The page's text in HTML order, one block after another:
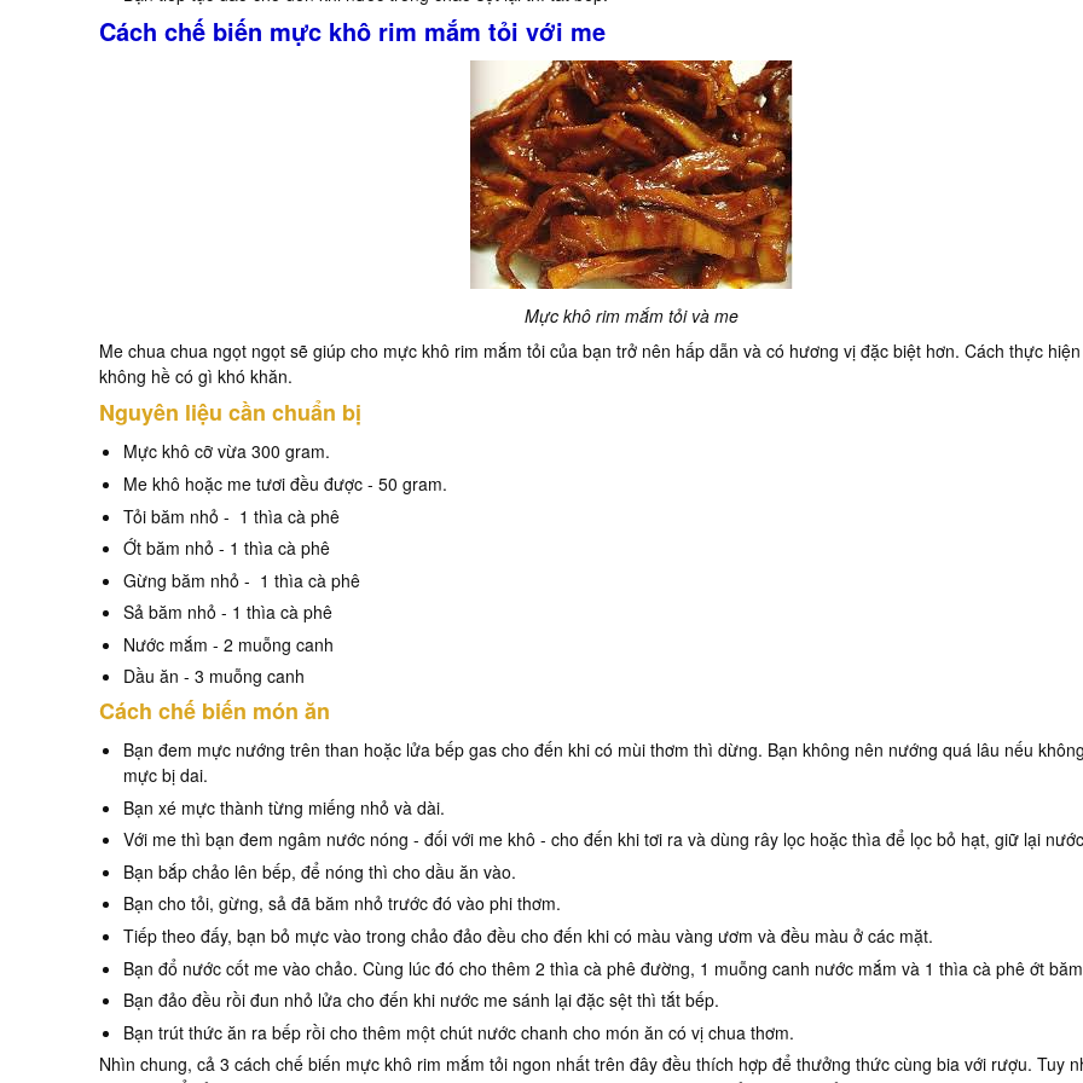
Cách chế biến mực khô rim mắm tỏi với me
Mực khô rim mắm tỏi và me
Me chua chua ngọt ngọt sẽ giúp cho mực khô rim mắm tỏi của bạn trở nên hấp dẫn và có hương vị đặc biệt hơn. Cách thực
không hề có gì khó khăn.
Nguyên liệu cần chuẩn bị
Mực khô cỡ vừa 300 gram.
Me khô hoặc me tươi đều được - 50 gram.
Tỏi băm nhỏ - 1 thìa cà phê
Ớt băm nhỏ - 1 thìa cà phê
Gừng băm nhỏ - 1 thìa cà phê
Sả băm nhỏ - 1 thìa cà phê
Nước mắm - 2 muỗng canh
Dầu ăn - 3 muỗng canh
Cách chế biến món ăn
Bạn đem mực nướng trên than hoặc lửa bếp gas cho đến khi có mùi thơm thì dừng. Bạn không nên nướng quá lâu nếu
mực bị dai.
Bạn xé mực thành từng miếng nhỏ và dài.
Với me thì bạn đem ngâm nước nóng - đối với me khô - cho đến khi tơi ra và dùng rây lọc hoặc thìa để lọc bỏ hạt, giữ lại
Bạn bắp chảo lên bếp, để nóng thì cho dầu ăn vào.
Bạn cho tỏi, gừng, sả đã băm nhỏ trước đó vào phi thơm.
Tiếp theo đấy, bạn bỏ mực vào trong chảo đảo đều cho đến khi có màu vàng ươm và đều màu ở các mặt.
Bạn đổ nước cốt me vào chảo. Cùng lúc đó cho thêm 2 thìa cà phê đường, 1 muỗng canh nước mắm và 1 thìa cà phê ớt
Bạn đảo đều rồi đun nhỏ lửa cho đến khi nước me sánh lại đặc sệt thì tắt bếp.
Bạn trút thức ăn ra bếp rồi cho thêm một chút nước chanh cho món ăn có vị chua thơm.
Nhìn chung, cả 3 cách chế biến mực khô rim mắm tỏi ngon nhất trên đây đều thích hợp để thưởng thức cùng bia với rượu. Tuy